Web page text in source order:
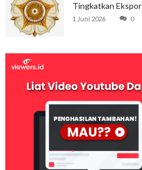
Tingkatkan Ekspor
1 Juni 2026 0